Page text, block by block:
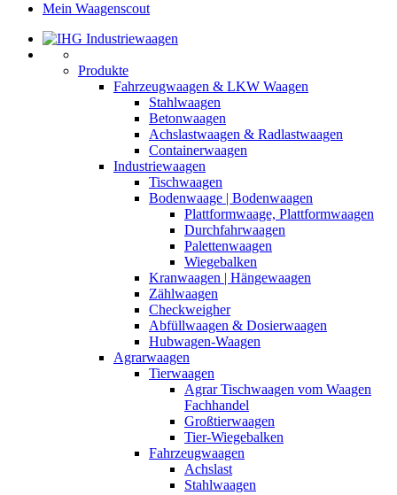
Mein Waagenscout
Produkte
Fahrzeugwaagen & LKW Waagen
Stahlwaagen
Betonwaagen
Achslastwaagen & Radlastwaagen
Containerwaagen
Industriewaagen
Tischwaagen
Bodenwaage | Bodenwaagen
Plattformwaage, Plattformwaagen
Durchfahrwaagen
Palettenwaagen
Wiegebalken
Kranwaagen | Hängewaagen
Zählwaagen
Checkweigher
Abfüllwaagen & Dosierwaagen
Hubwagen-Waagen
Agrarwaagen
Tierwaagen
Agrar Tischwaagen vom Waagen
Fachhandel
Großtierwaagen
Tier-Wiegebalken
Fahrzeugwaagen
Achslast
Stahlwaagen